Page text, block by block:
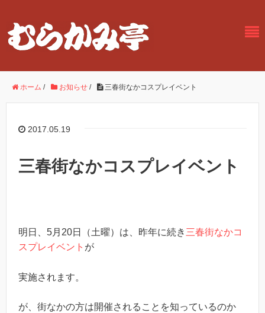
ホーム / お知らせ / 三春街なかコスプレイベント
2017.05.19
三春街なかコスプレイベント
明日、5月20日（土曜）は、昨年に続き 三春街なかコ
スプレイベント が
実施されます。
が、街なかの方は開催されることを知っているのか